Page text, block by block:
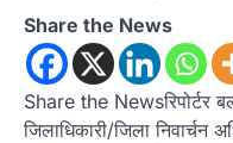
Share the News
Share the Newsरिपोर्टर
जिलाधिकारी/जिला
अल्मोड़ा
कांग्रेस
फूंका